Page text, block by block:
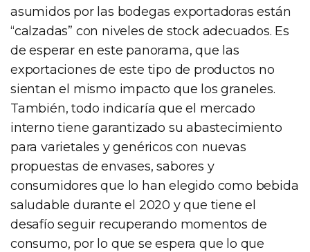
asumidos por las bodegas exportadoras están
“calzadas” con niveles de stock adecuados. Es
de esperar en este panorama, que las
exportaciones de este tipo de productos no
sientan el mismo impacto que los graneles.
También, todo indicaría que el mercado
interno tiene garantizado su abastecimiento
para varietales y genéricos con nuevas
propuestas de envases, sabores y
consumidores que lo han elegido como bebida
saludable durante el 2020 y que tiene el
desafío seguir recuperando momentos de
consumo, por lo que se espera que lo que